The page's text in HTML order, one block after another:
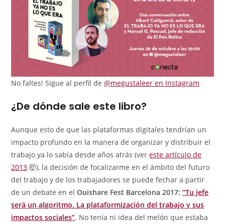
No faltes! Sigue al perfil de@megustaleer en Instagram
¿De dónde sale este libro?
Aunque esto de que las plataformas digitales tendrían un
impacto profundo en la manera de organizar y distribuir el
trabajo ya lo sabía desde años atrás (vereste artículo de
2013 🤯), la decisión de focalizarme en el ámbito del futuro
del trabajo y de los trabajadores se puede fechar a partir
de un debate en elOuishare Fest Barcelona 2017:“Tu jefe
será un algoritmo. La plataformización del trabajo y sus
impactos sociales”. No tenía ni idea del melón que estaba